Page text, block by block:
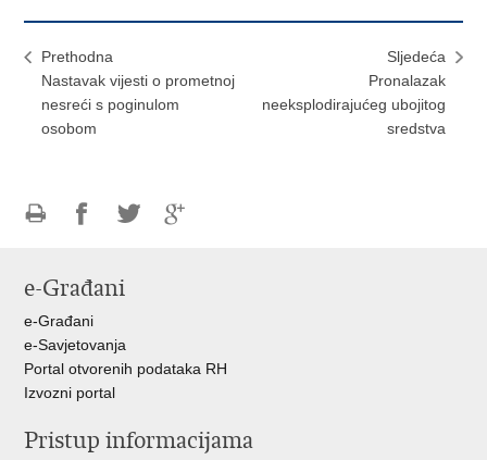
Prethodna
Nastavak vijesti o prometnoj
nesreći s poginulom
osobom
Sljedeća
Pronalazak
neeksplodirajućeg ubojitog
sredstva
FacebookuTwitteru
e-Građani
e-Građani
e-Savjetovanja
Portal otvorenih podataka RH
Izvozni portal
Pristup informacijama